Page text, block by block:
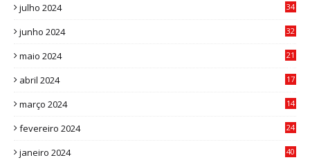
julho 2024
34
junho 2024
32
maio 2024
21
abril 2024
17
março 2024
14
fevereiro 2024
24
janeiro 2024
40